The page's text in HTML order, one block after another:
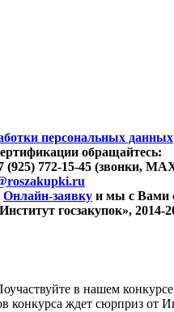
персональных данных
обращайтесь:
(925) 772-15-45 (звонки,
Онлайн-заявку и мы с Вами
госзакупок», 2014-
в нашем
конкурса ждет сюрприз от